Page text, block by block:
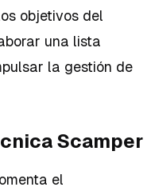
objetivos del
una lista
la gestión de
Scamper
el